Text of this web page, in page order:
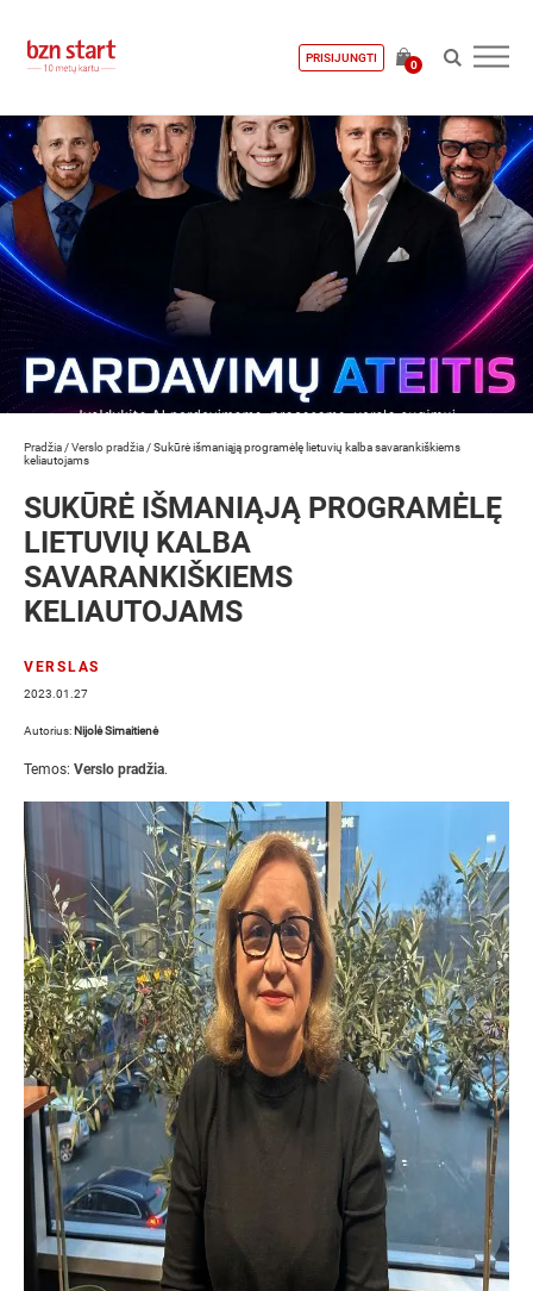
PRISIJUNGTI
0
Pradžia /Verslo pradžia /Sukūrė išmaniąją programėlę lietuvių kalba savarankiškiems
keliautojams
SUKŪRĖ IŠMANIĄJĄ PROGRAMĖLĘ
LIETUVIŲ KALBA
SAVARANKIŠKIEMS
KELIAUTOJAMS
VERSLAS
2023.01.27
Autorius: Nijolė Simaitienė
Temos: Verslo pradžia.